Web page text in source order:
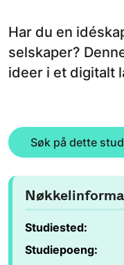
Har du en
selskaper?
ideer i et digitalt
Søk på dette
Studiested:
Studiepoeng: